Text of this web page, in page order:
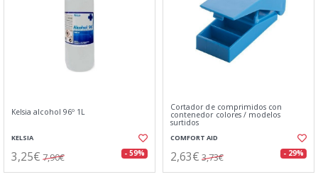
Kelsia alcohol 96º 1L
KELSIA
3,25€ 7,90€ - 59%
Cortador de comprimidos con
contenedor colores / modelos
surtidos
COMFORT AID
2,63€ 3,73€ - 29%